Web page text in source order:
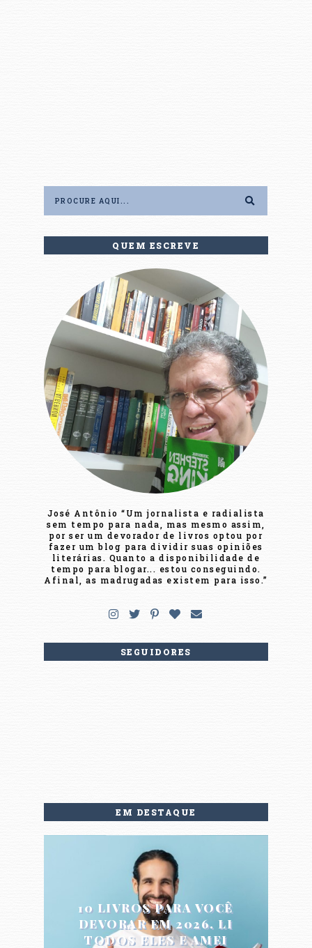
QUEM ESCREVE
José Antônio “Um jornalista e radialista
sem tempo para nada, mas mesmo assim,
por ser um devorador de livros optou por
fazer um blog para dividir suas opiniões
literárias. Quanto a disponibilidade de
tempo para blogar... estou conseguindo.
Afinal, as madrugadas existem para isso.”
SEGUIDORES
EM DESTAQUE
10 LIVROS PARA VOCÊ
DEVORAR EM 2026. LI
TODOS ELES E AMEI